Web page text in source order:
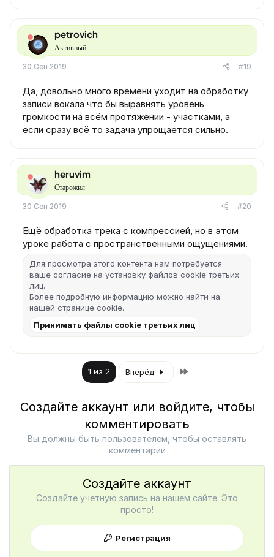
petrovich
Активный
30 Сен 2019 #19
Да, довольно много времени уходит на обработку
записи вокала что бы выравнять уровень
громкости на всём протяжении - участками, а
если сразу всё то задача упрощается сильно.
heruvim
Старожил
30 Сен 2019 #20
Ещё обработка трека с компрессией, но в этом
уроке работа с пространственными ощущениями.
Для просмотра этого контента нам потребуется
ваше согласие на установку файлов cookie третьих
лиц.
Более подробную информацию можно найти на
нашей странице cookie.
Принимать файлы cookie третьих лиц
1 из 2 Вперёд
Создайте аккаунт или войдите, чтобы
комментировать
Вы должны быть пользователем, чтобы оставлять
комментарии
Создайте аккаунт
Создайте учетную запись на нашем сайте. Это
просто!
Регистрация